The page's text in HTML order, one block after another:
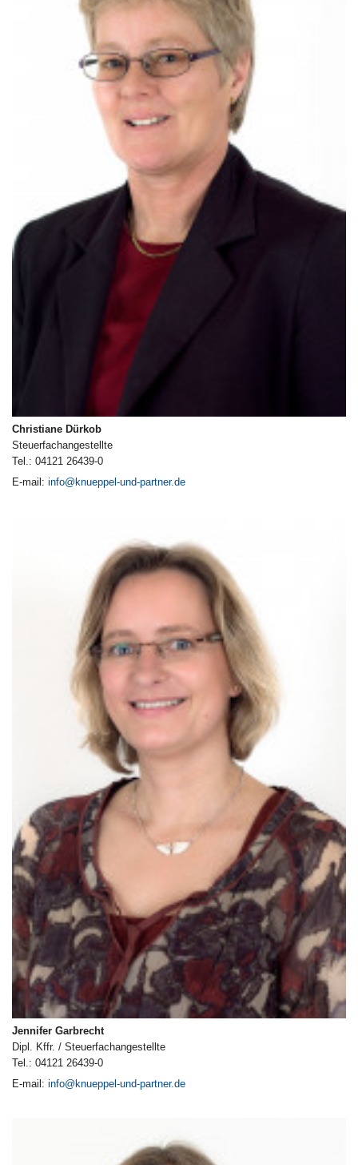
Christiane Dürkob
Steuerfachangestellte
Tel.: 04121 26439-0
E-mail: info@knueppel-und-partner.de
Jennifer Garbrecht
Dipl. Kffr. / Steuerfachangestellte
Tel.: 04121 26439-0
E-mail: info@knueppel-und-partner.de